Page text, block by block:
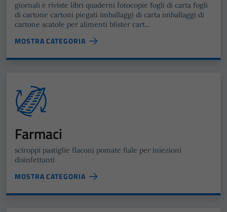
giornali e riviste libri quaderni fotocopie fogli di carta fogli
di cartone cartoni piegati imballaggi di carta imballaggi di
cartone scatole per alimenti blister cart...
MOSTRA CATEGORIA
Farmaci
sciroppi pastiglie flaconi pomate fiale per iniezioni
disinfettanti
MOSTRA CATEGORIA